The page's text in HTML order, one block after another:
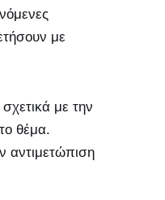
με
με την
θέμα.
αντιμετώπιση